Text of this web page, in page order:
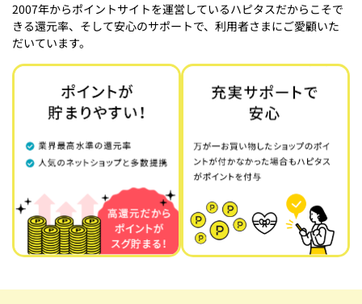
2007年からポイントサイトを運営しているハピタスだからこそで
きる還元率、そして安心のサポートで、利用者さまにご愛顧いた
だいています。